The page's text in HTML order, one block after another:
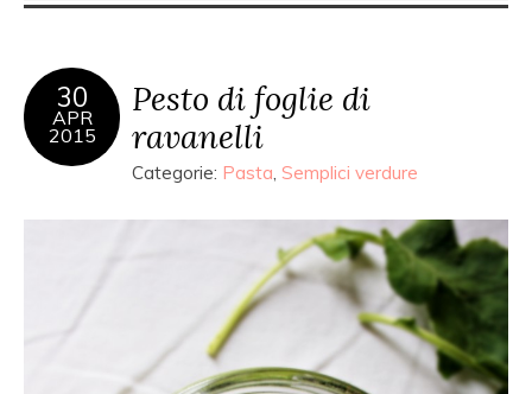
30
APR
2015
Pesto di foglie di
ravanelli
Categorie: Pasta Semplici verdure